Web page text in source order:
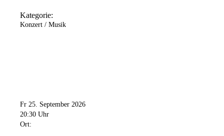
Kategorie:
Konzert / Musik
Fr 25. September 2026
20:30 Uhr
Ort: